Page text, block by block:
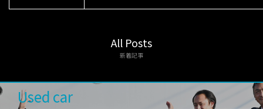
All Posts
新着記事
Used car